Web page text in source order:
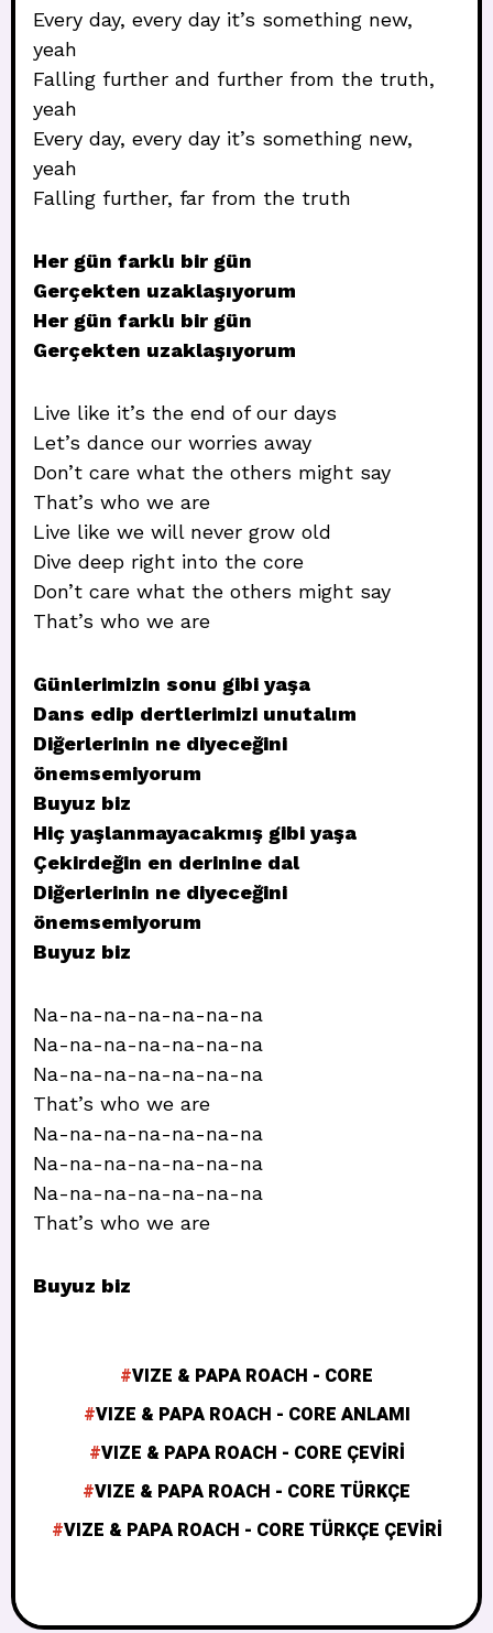
Every day, every day it’s something new,
yeah
Falling further and further from the truth,
yeah
Every day, every day it’s something new,
yeah
Falling further, far from the truth
Her gün farklı bir gün
Gerçekten uzaklaşıyorum
Her gün farklı bir gün
Gerçekten uzaklaşıyorum
Live like it’s the end of our days
Let’s dance our worries away
Don’t care what the others might say
That’s who we are
Live like we will never grow old
Dive deep right into the core
Don’t care what the others might say
That’s who we are
Günlerimizin sonu gibi yaşa
Dans edip dertlerimizi unutalım
Diğerlerinin ne diyeceğini
önemsemiyorum
Buyuz biz
Hiç yaşlanmayacakmış gibi yaşa
Çekirdeğin en derinine dal
Diğerlerinin ne diyeceğini
önemsemiyorum
Buyuz biz
Na-na-na-na-na-na-na
Na-na-na-na-na-na-na
Na-na-na-na-na-na-na
That’s who we are
Na-na-na-na-na-na-na
Na-na-na-na-na-na-na
Na-na-na-na-na-na-na
That’s who we are
Buyuz biz
VIZE & PAPA ROACH - CORE
VIZE & PAPA ROACH - CORE ANLAMI
VIZE & PAPA ROACH - CORE ÇEVIRI
VIZE & PAPA ROACH - CORE TÜRKÇE
VIZE & PAPA ROACH - CORE TÜRKÇE ÇEVIRI